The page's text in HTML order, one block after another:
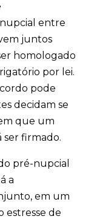
entre
juntos
homologado
por lei.
pode
decidam se
que um
firmado.
pré-nupcial
a
em um
estresse de